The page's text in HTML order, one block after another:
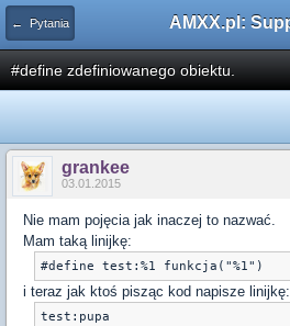
← Pytania
#define zdefiniowanego obiektu.
grankee
03.01.2015
Nie mam pojęcia jak inaczej to nazwać.
Mam taką linijkę:
i teraz jak ktoś pisząc kod napisze linijkę: